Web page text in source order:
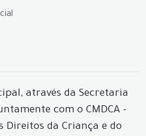
através da Secretaria
com o CMDCA -
Direitos da Criança e do